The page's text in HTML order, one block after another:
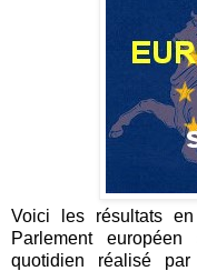
Voici les résultats
Parlement
quotidien réalisé